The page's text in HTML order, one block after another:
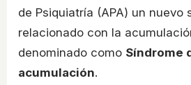
de Psiquiatría (APA) un nuevo
relacionado con la
denominado como Síndrome
acumulación.